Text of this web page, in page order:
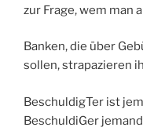
zur Frage, wem man
Banken, die über
sollen, strapazieren
BeschuldigTer ist
BeschuldiGer